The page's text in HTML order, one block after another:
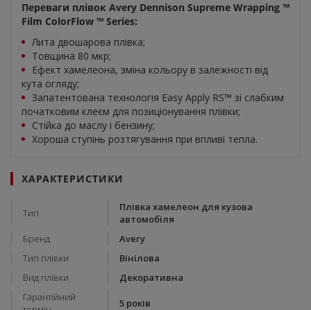
Переваги плівок Avery Dennison Supreme Wrapping ™
Film ColorFlow ™ Series:
Лита двошарова плівка;
Товщина 80 мкр;
Ефект хамелеона, зміна кольору в залежності від
кута огляду;
Запатентована технологія Easy Apply RS™ зі слабким
початковим клеєм для позиціонування плівки;
Стійка до маслу і бензину;
Хороша ступінь розтягування при впливі тепла.
ХАРАКТЕРИСТИКИ
Тип
Плівка хамелеон для кузова
автомобіля
Бренд
Avery
Тип плівки
Вінілова
Вид плівки
Декоративна
Гарантійний
5 років